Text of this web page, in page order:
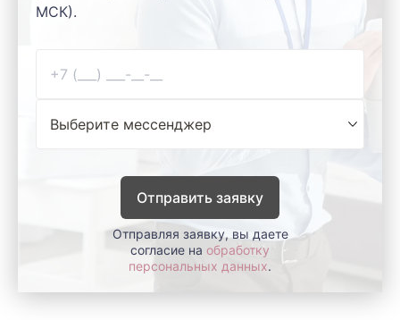
МСК).
Отправить заявку
Отправляя заявку, вы даете
согласие на обработку
персональных данных.